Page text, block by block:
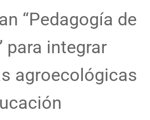
“Pedagogía de
para integrar
agroecológicas